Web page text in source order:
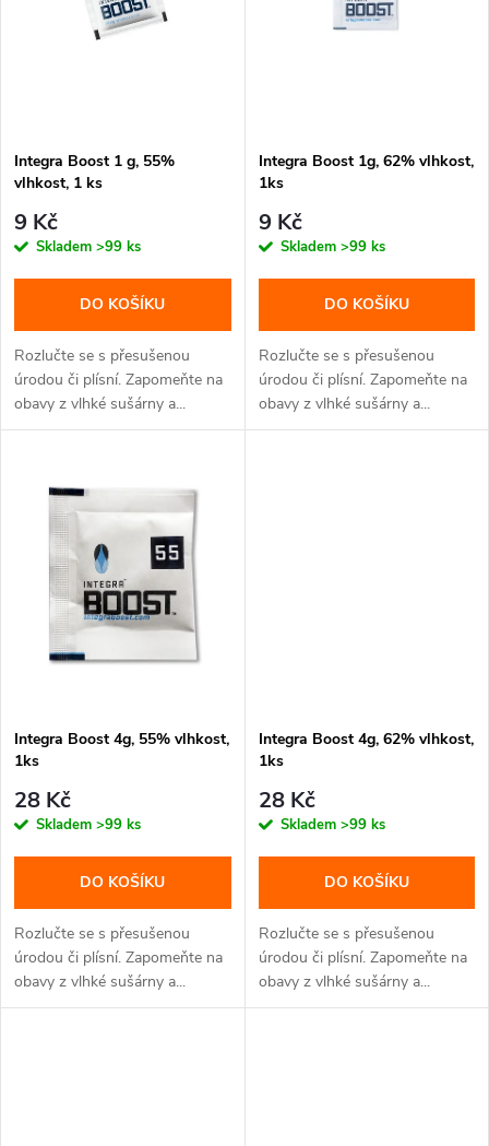
r
o
d
u
k
p
r
o
u
k
Integra Boost 1 g, 55%
vlhkost, 1 ks
9 Kč
Skladem >99 ks
DO KOŠÍKU
Rozlučte se s přesušenou
úrodou či plísní. Zapomeňte na
obavy z vlhké sušárny a...
Integra Boost 1g, 62% vlhkost,
1ks
9 Kč
Skladem >99 ks
DO KOŠÍKU
Rozlučte se s přesušenou
úrodou či plísní. Zapomeňte na
obavy z vlhké sušárny a...
Integra Boost 4g, 55% vlhkost,
1ks
28 Kč
Skladem >99 ks
DO KOŠÍKU
Rozlučte se s přesušenou
úrodou či plísní. Zapomeňte na
obavy z vlhké sušárny a...
Integra Boost 4g, 62% vlhkost,
1ks
28 Kč
Skladem >99 ks
DO KOŠÍKU
Rozlučte se s přesušenou
úrodou či plísní. Zapomeňte na
obavy z vlhké sušárny a...